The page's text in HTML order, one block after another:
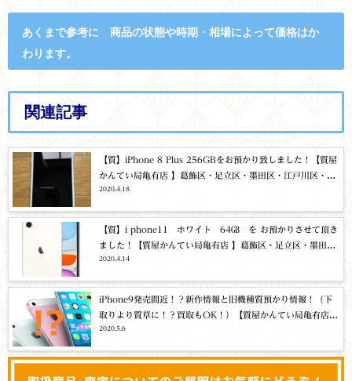
あくまで参考に 商品の状態や時期・相場によって価格はか
わります。
関連記事
【質】iPhone 8 Plus 256GBをお預かり致しました！【質屋
かんてい局亀有店 】葛飾区・足立区・墨田区・江戸川区・松
戸市・北千住・東京都・千葉・埼玉・携帯・スマホ・タブレ
2020.4.18
【質】i phone11 ホワイト 64㎇ を お預かりさせて頂き
ました！【質屋かんてい局亀有店 】葛飾区・足立区・墨田
区・江戸川区・松戸市・北千住・東京都・千葉・埼玉・携
2020.4.14
iPhone9発売間近！？新作情報と旧機種質預かり情報！（下
取りより質草に！？買取もOK！）【質屋かんてい局亀有店オ
フィシャルブログ】
2020.5.6